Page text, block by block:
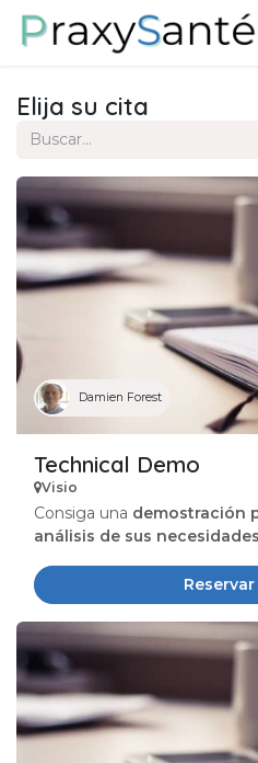
Ir al contenido
Elija su cita
Damien Forest
Technical Demo
Visio
Consiga una demostración
análisis de sus necesidades